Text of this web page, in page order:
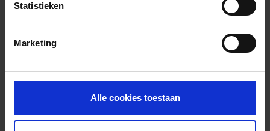
Statistieken
Marketing
Alle cookies toestaan
Foto’s ({{photos.length}})